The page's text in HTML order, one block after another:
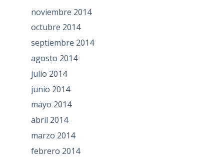
noviembre 2014
octubre 2014
septiembre 2014
agosto 2014
julio 2014
junio 2014
mayo 2014
abril 2014
marzo 2014
febrero 2014